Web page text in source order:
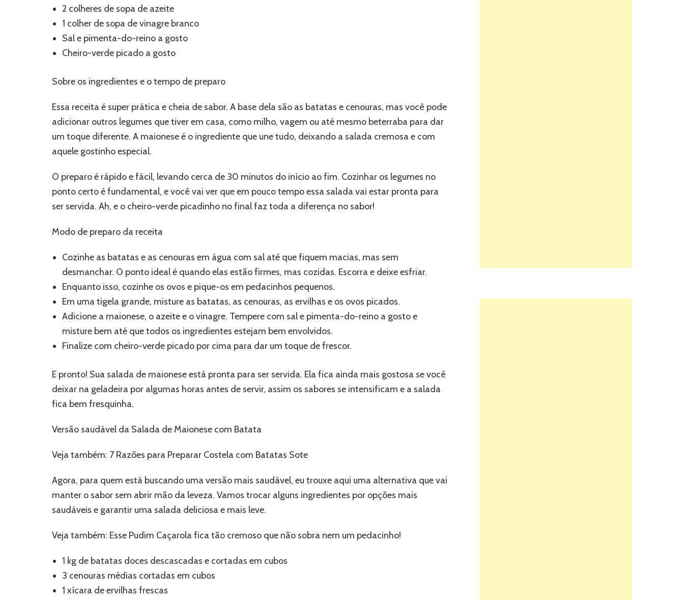
2 colheres de sopa de azeite
1 colher de sopa de vinagre branco
Sal e pimenta-do-reino a gosto
Cheiro-verde picado a gosto
Sobre os ingredientes e o tempo de preparo
Essa receita é super prática e cheia de sabor. A base dela são as batatas e cenouras, mas você pode
adicionar outros legumes que tiver em casa, como milho, vagem ou até mesmo beterraba para dar
um toque diferente. A maionese é o ingrediente que une tudo, deixando a salada cremosa e com
aquele gostinho especial.
O preparo é rápido e fácil, levando cerca de 30 minutos do início ao fim. Cozinhar os legumes no
ponto certo é fundamental, e você vai ver que em pouco tempo essa salada vai estar pronta para
ser servida. Ah, e o cheiro-verde picadinho no final faz toda a diferença no sabor!
Modo de preparo da receita
Cozinhe as batatas e as cenouras em água com sal até que fiquem macias, mas sem
desmanchar. O ponto ideal é quando elas estão firmes, mas cozidas. Escorra e deixe esfriar.
Enquanto isso, cozinhe os ovos e pique-os em pedacinhos pequenos.
Em uma tigela grande, misture as batatas, as cenouras, as ervilhas e os ovos picados.
Adicione a maionese, o azeite e o vinagre. Tempere com sal e pimenta-do-reino a gosto e
misture bem até que todos os ingredientes estejam bem envolvidos.
Finalize com cheiro-verde picado por cima para dar um toque de frescor.
E pronto! Sua salada de maionese está pronta para ser servida. Ela fica ainda mais gostosa se você
deixar na geladeira por algumas horas antes de servir, assim os sabores se intensificam e a salada
fica bem fresquinha.
Versão saudável da Salada de Maionese com Batata
Veja também: 7 Razões para Preparar Costela com Batatas Sote
Agora, para quem está buscando uma versão mais saudável, eu trouxe aqui uma alternativa que vai
manter o sabor sem abrir mão da leveza. Vamos trocar alguns ingredientes por opções mais
saudáveis e garantir uma salada deliciosa e mais leve.
Veja também: Esse Pudim Caçarola fica tão cremoso que não sobra nem um pedacinho!
1 kg de batatas doces descascadas e cortadas em cubos
3 cenouras médias cortadas em cubos
1 xícara de ervilhas frescas